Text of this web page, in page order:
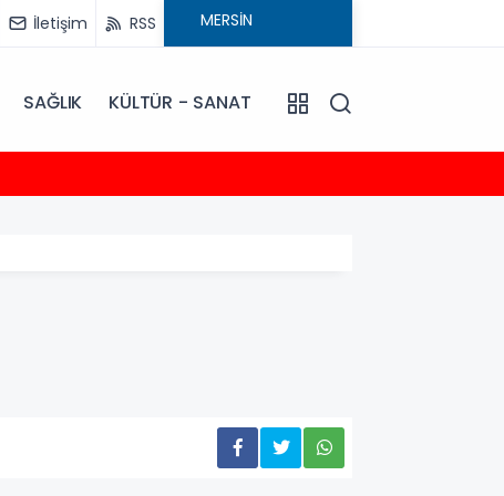
İletişim RSS
SAĞLIK KÜLTÜR - SANAT